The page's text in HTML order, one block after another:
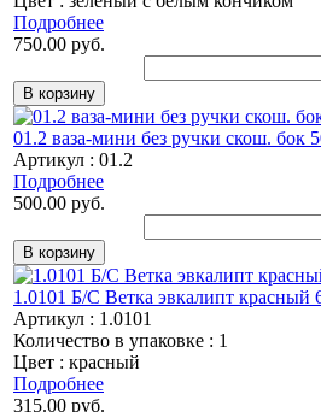
Подробнее
750.00 руб.
01.2 ваза-мини без ручки скош. бок
Артикул : 01.2
Подробнее
500.00 руб.
1.0101 Б/С Ветка эвкалипт красный
Артикул : 1.0101
Количество в упаковке : 1
Цвет : красный
Подробнее
315.00 руб.